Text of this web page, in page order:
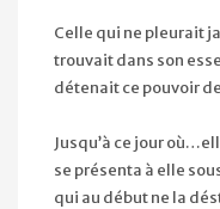
Celle qui ne pleurait
trouvait dans son
détenait ce pouvoir
Jusqu’à ce jour
se présenta à elle
qui au début ne la